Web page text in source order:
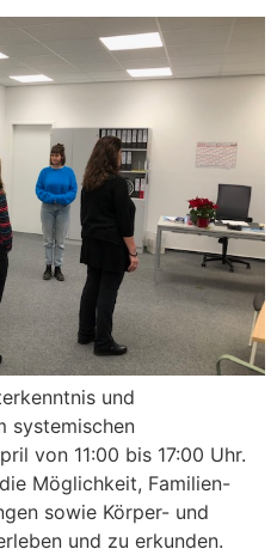
und
systemischen
von 11:00 bis 17:00 Uhr.
Möglichkeit, Familien-
sowie Körper- und
und zu erkunden.